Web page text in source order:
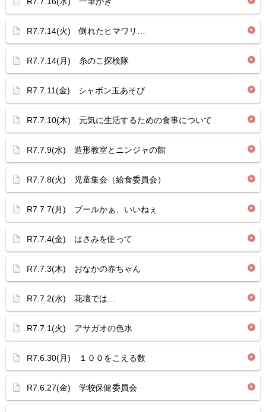
R7.7.14(火) 倒れたヒマワリ…
R7.7.14(月) 糸のこ探検隊
R7.7.11(金) シャボン玉あそび
R7.7.10(木) 元気に生活するための食事について
R7.7.9(水) 造形教室とニンジャの館
R7.7.8(火) 児童集会（給食委員会）
R7.7.7(月) プールかぁ、いいねぇ
R7.7.4(金) はさみを使って
R7.7.3(木) おなかの赤ちゃん
R7.7.2(水) 花壇では…
R7.7.1(火) アサガオの色水
R7.6.30(月) １００をこえる数
R7.6.27(金) 学校保健委員会